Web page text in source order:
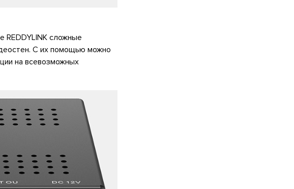
REDDYLINK сложные
С их помощью можно
на всевозможных